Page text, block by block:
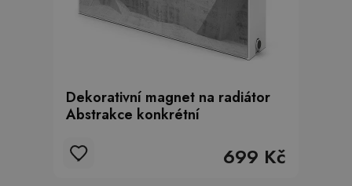
Dekorativní magnet na radiátor
Abstrakce konkrétní
699 Kč